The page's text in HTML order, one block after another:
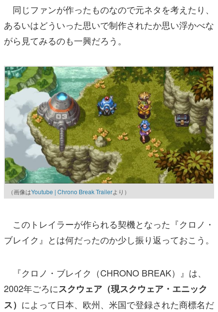
同じファンが作ったものなので元ネタを考えたり、
あるいはどういった思いで制作されたか思い浮かべな
がら見てみるのも一興だろう。
（画像はYoutube | Chrono Break Trailerより）
このトレイラーが作られる契機となった『クロノ・
ブレイク』とは何だったのか少し振り返っておこう。
『クロノ・ブレイク（CHRONO BREAK）』は、
2002年ごろにスクウェア（現スクウェア・エニック
ス） によって日本、欧州、米国で登録された商標名だ